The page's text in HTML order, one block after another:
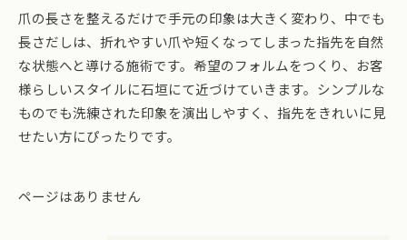
爪の長さを整えるだけで手元の印象は大きく変わり、中でも
長さだしは、折れやすい爪や短くなってしまった指先を自然
な状態へと導ける施術です。希望のフォルムをつくり、お客
様らしいスタイルに石垣にて近づけていきます。シンプルな
ものでも洗練された印象を演出しやすく、指先をきれいに見
せたい方にぴったりです。
ページはありません